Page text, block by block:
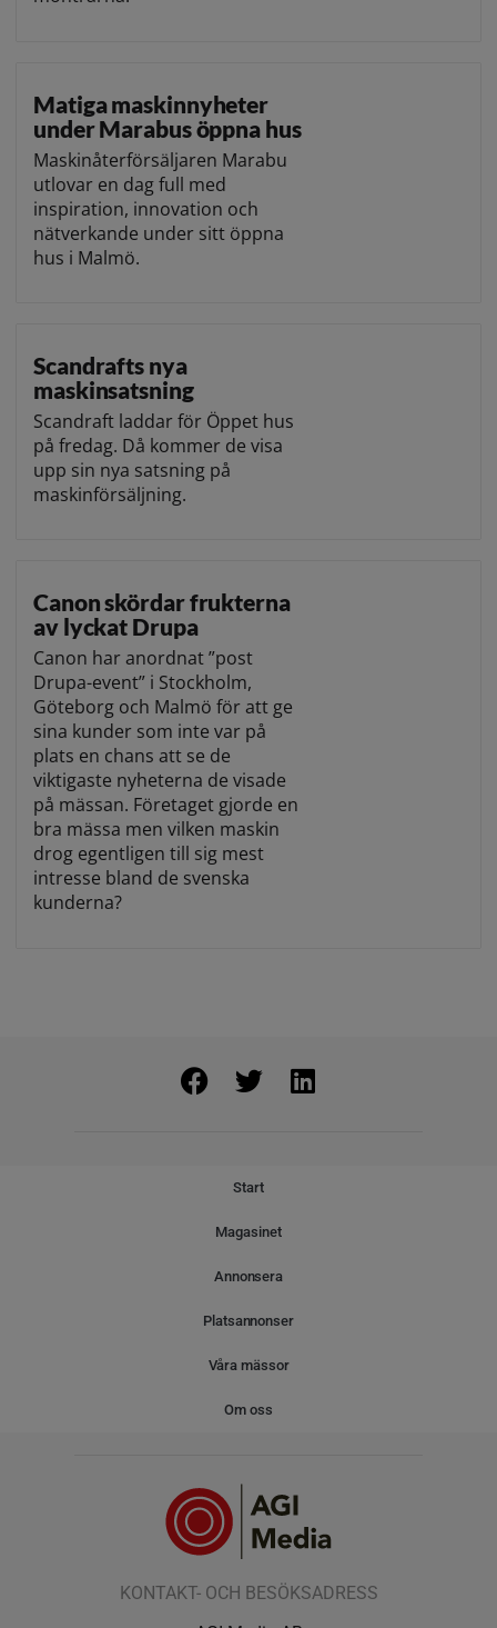
Matiga maskinnyheter
under Marabus öppna hus
Maskinåterförsäljaren Marabu
utlovar en dag full med
inspiration, innovation och
nätverkande under sitt öppna
hus i Malmö.
Scandrafts nya
maskinsatsning
Scandraft laddar för Öppet hus
på fredag. Då kommer de visa
upp sin nya satsning på
maskinförsäljning.
Canon skördar frukterna
av lyckat Drupa
Canon har anordnat ”post
Drupa-event” i Stockholm,
Göteborg och Malmö för att ge
sina kunder som inte var på
plats en chans att se de
viktigaste nyheterna de visade
på mässan. Företaget gjorde en
bra mässa men vilken maskin
drog egentligen till sig mest
intresse bland de svenska
kunderna?
Start
Magasinet
Annonsera
Platsannonser
Våra mässor
Om oss
KONTAKT- OCH BESÖKSADRESS